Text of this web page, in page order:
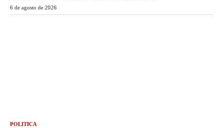
6 de agosto de 2026
POLITICA